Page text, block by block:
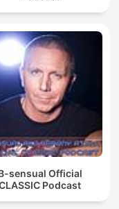
sensual Official
Podcast